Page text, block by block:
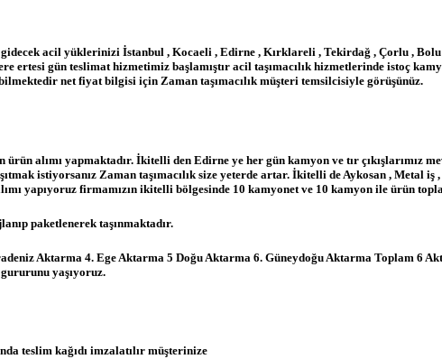
acil yüklerinizi İstanbul , Kocaeli , Edirne , Kırklareli , Tekirdağ , Çorlu ,
ertesi gün teslimat hizmetimiz başlamıştır acil taşımacılık hizmetlerinde istoç
net fiyat bilgisi için Zaman taşımacılık müşteri temsilcisiyle görüşünüz.
alımı yapmaktadır. İkitelli den Edirne ye her gün kamyon ve tır çıkışlarımız
istiyorsanız Zaman taşımacılık size yeterde artar. İkitelli de Aykosan , Metal iş
yapıyoruz firmamızın ikitelli bölgesinde 10 kamyonet ve 10 kamyon ile ürün
paketlenerek taşınmaktadır.
Aktarma 4. Ege Aktarma 5 Doğu Aktarma 6. Güneydoğu Aktarma Toplam 6
yaşıyoruz.
teslim kağıdı imzalatılır müşterinize